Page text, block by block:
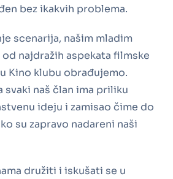
bez ikakvih problema.
scenarija, našim mladim
najdražih aspekata filmske
Kino klubu obrađujemo.
svaki naš član ima priliku
ideju i zamisao čime do
su zapravo nadareni naši
družiti i iskušati se u